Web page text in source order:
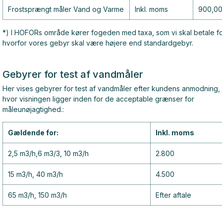
Frostsprængt måler Vand og Varme Inkl. moms 900,00
*) I HOFORs område kører fogeden med taxa, som vi skal betale
hvorfor vores gebyr skal være højere end standardgebyr.
Gebyrer for test af vandmåler
Her vises gebyrer for test af vandmåler efter kundens anmodning,
hvor visningen ligger inden for de acceptable grænser for
måleunøjagtighed.:
Gældende for: Inkl. moms
2,5 m3/h,6 m3/3, 10 m3/h 2.800
15 m3/h, 40 m3/h 4.500
65 m3/h, 150 m3/h Efter aftale